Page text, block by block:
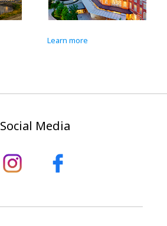
Learn more
Social Media